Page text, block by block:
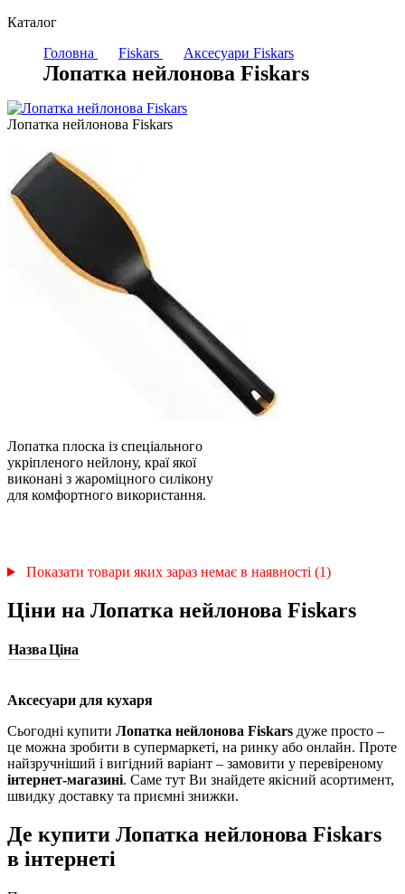
Каталог
Головна
Fiskars Аксесуари Fiskars
Лопатка нейлонова Fiskars
Лопатка нейлонова Fiskars
Лопатка плоска із спеціального
укріпленого нейлону, краї якої
виконані з жароміцного силікону
для комфортного використання.
Показати товари яких зараз немає в наявності (1)
Ціни на Лопатка нейлонова Fiskars
НазваЦіна
Аксесуари для кухаря
Сьогодні купити Лопатка нейлонова Fiskars дуже просто –
це можна зробити в супермаркеті, на ринку або онлайн. Проте
найзручніший і вигідний варіант – замовити у перевіреному
інтернет-магазині. Саме тут Ви знайдете якісний асортимент,
швидку доставку та приємні знижки.
Де купити Лопатка нейлонова Fiskars
в інтернеті